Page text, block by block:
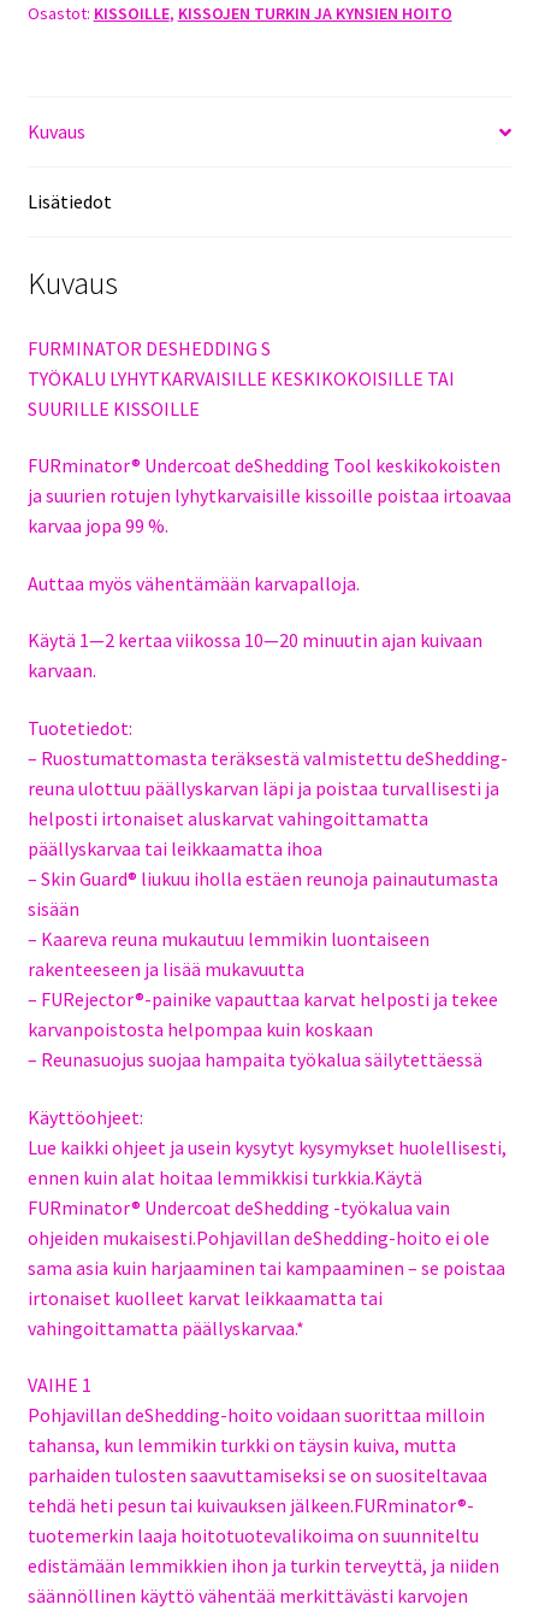
määrä
Osastot: KISSOILLE, KISSOJEN TURKIN JA KYNSIEN HOITO
Kuvaus
Lisätiedot
Kuvaus
FURMINATOR DESHEDDING S
TYÖKALU LYHYTKARVAISILLE KESKIKOKOISILLE TAI
SUURILLE KISSOILLE
FURminator® Undercoat deShedding Tool keskikokoisten
ja suurien rotujen lyhytkarvaisille kissoille poistaa irtoavaa
karvaa jopa 99 %.
Auttaa myös vähentämään karvapalloja.
Käytä 1—2 kertaa viikossa 10—20 minuutin ajan kuivaan
karvaan.
Tuotetiedot:
– Ruostumattomasta teräksestä valmistettu deShedding-
reuna ulottuu päällyskarvan läpi ja poistaa turvallisesti ja
helposti irtonaiset aluskarvat vahingoittamatta
päällyskarvaa tai leikkaamatta ihoa
– Skin Guard® liukuu iholla estäen reunoja painautumasta
sisään
– Kaareva reuna mukautuu lemmikin luontaiseen
rakenteeseen ja lisää mukavuutta
– FURejector®-painike vapauttaa karvat helposti ja tekee
karvanpoistosta helpompaa kuin koskaan
– Reunasuojus suojaa hampaita työkalua säilytettäessä
Käyttöohjeet:
Lue kaikki ohjeet ja usein kysytyt kysymykset huolellisesti,
ennen kuin alat hoitaa lemmikkisi turkkia.Käytä
FURminator® Undercoat deShedding -työkalua vain
ohjeiden mukaisesti.Pohjavillan deShedding-hoito ei ole
sama asia kuin harjaaminen tai kampaaminen – se poistaa
irtonaiset kuolleet karvat leikkaamatta tai
vahingoittamatta päällyskarvaa.*
VAIHE 1
Pohjavillan deShedding-hoito voidaan suorittaa milloin
tahansa, kun lemmikin turkki on täysin kuiva, mutta
parhaiden tulosten saavuttamiseksi se on suositeltavaa
tehdä heti pesun tai kuivauksen jälkeen.FURminator®-
tuotemerkin laaja hoitotuotevalikoima on suunniteltu
edistämään lemmikkien ihon ja turkin terveyttä, ja niiden
säännöllinen käyttö vähentää merkittävästi karvojen